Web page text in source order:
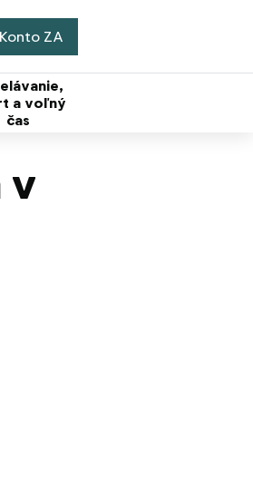
Konto ZA
a voľný
čas
v